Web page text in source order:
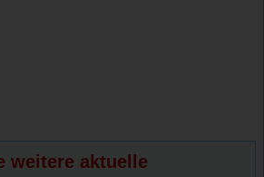
weitere aktuelle